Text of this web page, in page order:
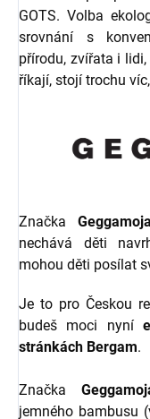
GOTS. Volba
srovnání s
přírodu, zvířata i
říkají, stojí trochu
Značka Geggamoja
nechává děti
mohou děti posílat
Je to pro Českou
budeš moci nyní
stránkách Bergam.
Značka
jemného bambusu